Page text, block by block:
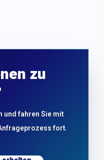
zu
und fahren Sie mit
fort.